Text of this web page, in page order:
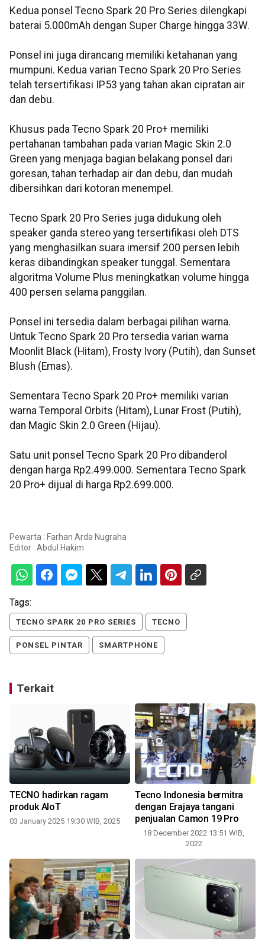
Kedua ponsel Tecno Spark 20 Pro Series dilengkapi
baterai 5.000mAh dengan Super Charge hingga 33W.
Ponsel ini juga dirancang memiliki ketahanan yang
mumpuni. Kedua varian Tecno Spark 20 Pro Series
telah tersertifikasi IP53 yang tahan akan cipratan air
dan debu.
Khusus pada Tecno Spark 20 Pro+ memiliki
pertahanan tambahan pada varian Magic Skin 2.0
Green yang menjaga bagian belakang ponsel dari
goresan, tahan terhadap air dan debu, dan mudah
dibersihkan dari kotoran menempel.
Tecno Spark 20 Pro Series juga didukung oleh
speaker ganda stereo yang tersertifikasi oleh DTS
yang menghasilkan suara imersif 200 persen lebih
keras dibandingkan speaker tunggal. Sementara
algoritma Volume Plus meningkatkan volume hingga
400 persen selama panggilan.
Ponsel ini tersedia dalam berbagai pilihan warna.
Untuk Tecno Spark 20 Pro tersedia varian warna
Moonlit Black (Hitam), Frosty Ivory (Putih), dan Sunset
Blush (Emas).
Sementara Tecno Spark 20 Pro+ memiliki varian
warna Temporal Orbits (Hitam), Lunar Frost (Putih),
dan Magic Skin 2.0 Green (Hijau).
Satu unit ponsel Tecno Spark 20 Pro dibanderol
dengan harga Rp2.499.000. Sementara Tecno Spark
20 Pro+ dijual di harga Rp2.699.000.
Pewarta : Farhan Arda Nugraha
Editor : Abdul Hakim
Tags:
TECNO SPARK 20 PRO SERIES TECNO
PONSEL PINTAR SMARTPHONE
Terkait
TECNO hadirkan ragam
produk AIoT
03 January 2025 19:30 WIB, 2025
Tecno Indonesia bermitra
dengan Erajaya tangani
penjualan Camon 19 Pro
18 December 2022 13:51 WIB,
2022